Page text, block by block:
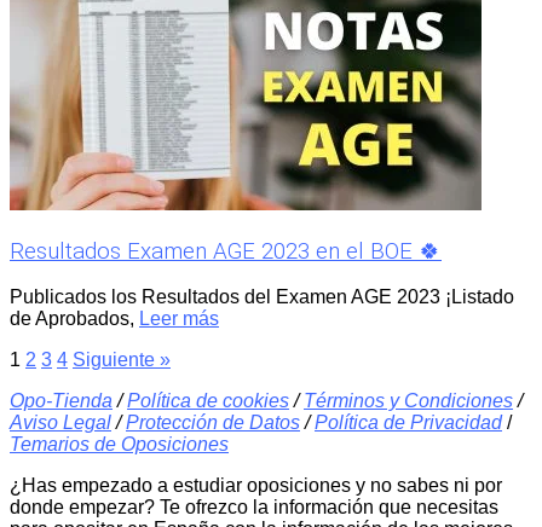
Resultados Examen AGE 2023 en el BOE 🍀
Publicados los Resultados del Examen AGE 2023 ¡Listado
de Aprobados, Leer más
1 2 3 4 Siguiente »
Opo-Tienda /Política de cookies/Términos y Condiciones/
Aviso Legal/Protección de Datos/Política de Privacidad /
Temarios de Oposiciones
¿Has empezado a estudiar oposiciones y no sabes ni por
donde empezar? Te ofrezco la información que necesitas